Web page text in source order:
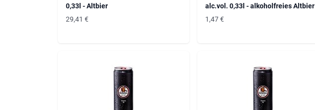
0,33l - Altbier
29,41 €
alc.vol. 0,33l - alkoholfreies Altbier
1,47€